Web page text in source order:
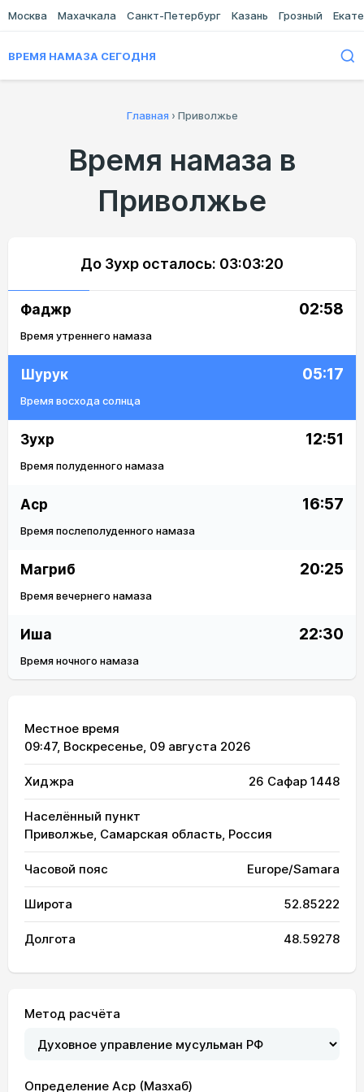
Москва Махачкала Санкт-Петербург Казань Грозный
ВРЕМЯ НАМАЗА СЕГОДНЯ
Главная › Приволжье
Время намаза в
Приволжье
До Зухр осталось: 03:03:20
Фаджр 02:58
Время утреннего намаза
Шурук 05:17
Время восхода солнца
Зухр 12:51
Время полуденного намаза
Аср 16:57
Время послеполуденного намаза
Магриб 20:25
Время вечернего намаза
Иша 22:30
Время ночного намаза
Местное время
09:47, Воскресенье, 09 августа 2026
Хиджра 26 Сафар 1448
Населённый пункт
Приволжье, Самарская область, Россия
Часовой пояс Europe/Samara
Широта 52.85222
Долгота 48.59278
Метод расчёта
Определение Аср (Мазхаб)